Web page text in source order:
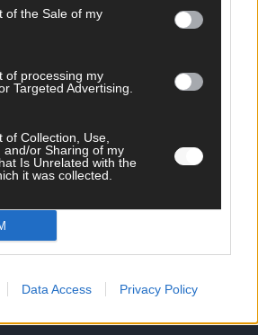
of the Sale of my
of processing my
Targeted Advertising.
of Collection, Use,
and/or Sharing of my
Is Unrelated with the
it was collected.
Data Access Privacy Policy